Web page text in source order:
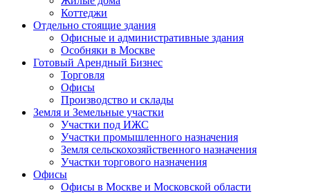
Коттеджи
Отдельно стоящие здания
Офисные и административные здания
Особняки в Москве
Готовый Арендный Бизнес
Торговля
Офисы
Производство и склады
Земля и Земельные участки
Участки под ИЖС
Участки промышленного назначения
Земля сельскохозяйственного назначения
Участки торгового назначения
Офисы
Офисы в Москве и Московской области